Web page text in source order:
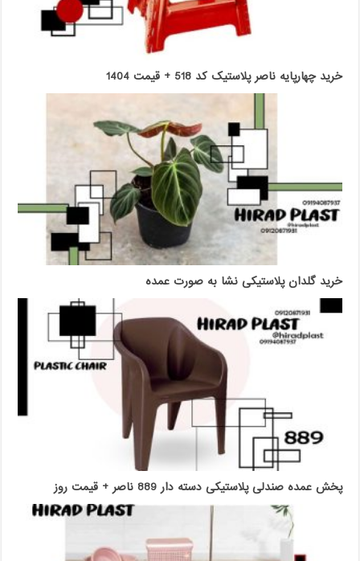
خرید چهارپایه ناصر پلاستیک کد 518 + قیمت 1404
خرید گلدان پلاستیکی نشا به صورت عمده
پخش عمده صندلی پلاستیکی دسته دار 889 ناصر + قیمت روز